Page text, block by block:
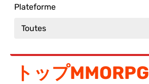
Plateforme
トップMMORPG